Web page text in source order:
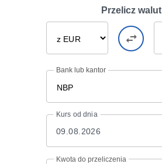
Przelicz walut
Bank lub kantor
Kurs od dnia
Kwota do przeliczenia